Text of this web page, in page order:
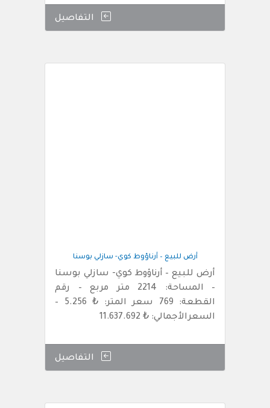
التفاصيل
أرض للبيع – أرناؤوط كوي- سازلي بوسنا
أرض للبيع – أرناؤوط كوي- سازلي بوسنا
– المساحة: 2214 متر مربع – رقم
القطعة: 769 سعر المتر: ₺ 5.256 –
السعرالأجمالي: ₺ 11.637.692
التفاصيل